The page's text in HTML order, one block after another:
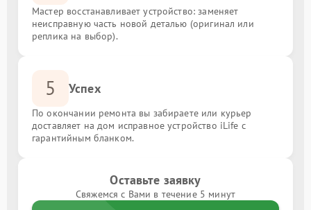
Мастер восстанавливает устройство: заменяет
неисправную часть новой деталью (оригинал или
реплика на выбор).
5 Успех
По окончании ремонта вы забираете или курьер
доставляет на дом исправное устройство iLife с
гарантийным бланком.
Оставьте заявку
Свяжемся с Вами в течение 5 минут